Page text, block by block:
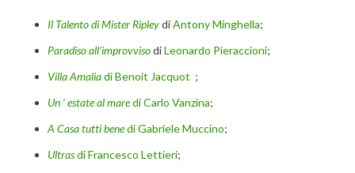
Il Talento di Mister RipleydiAntony Minghella;
Paradiso all’improvvisodiLeonardo Pieraccioni;
Villa Amaliadi Benoit Jacquot ;
Un ‘ estate al maredi Carlo Vanzina;
A Casa tutti benedi Gabriele Muccino;
Ultrasdi Francesco Lettieri;